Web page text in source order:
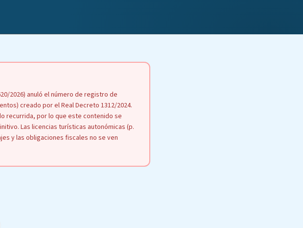
2026) anuló el número de registro de
creado por el Real Decreto 1312/2024.
recurrida, por lo que este contenido se
Las licencias turísticas autonómicas (p.
y las obligaciones fiscales no se ven